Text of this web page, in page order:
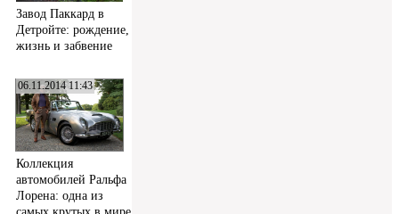
Завод Паккард в
Детройте: рождение,
жизнь и забвение
06.11.2014 11:43
Коллекция
автомобилей Ральфа
Лорена: одна из